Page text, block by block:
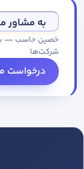
به مشاور
شرکت‌ها
درخواست